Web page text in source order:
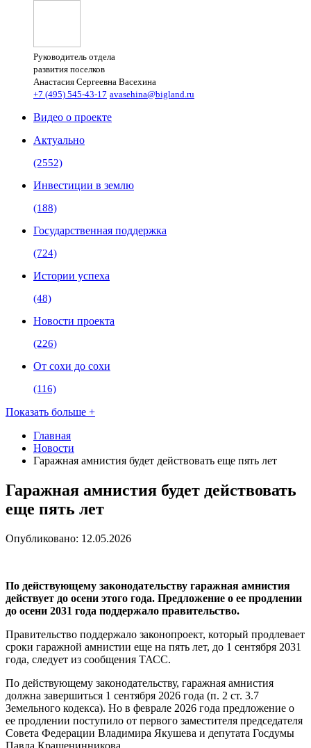
Руководитель отдела
развития поселков
Анастасия Сергеевна Васехина
+7 (495) 545-43-17 avasehina@bigland.ru
Видео о проекте
Актуально
(2552)
Инвестиции в землю
(188)
Государственная поддержка
(724)
Истории успеха
(48)
Новости проекта
(226)
От сохи до сохи
(116)
Показать больше +
Главная
Новости
Гаражная амнистия будет действовать еще пять лет
Гаражная амнистия будет действовать
еще пять лет
Опубликовано: 12.05.2026
По действующему законодательству гаражная амнистия
действует до осени этого года. Предложение о ее продлении
до осени 2031 года поддержало правительство.
Правительство поддержало законопроект, который продлевает
сроки гаражной амнистии еще на пять лет, до 1 сентября 2031
года, следует из сообщения ТАСС.
По действующему законодательству, гаражная амнистия
должна завершиться 1 сентября 2026 года (п. 2 ст. 3.7
Земельного кодекса). Но в феврале 2026 года предложение о
ее продлении поступило от первого заместителя председателя
Совета Федерации Владимира Якушева и депутата Госдумы
Павла Крашенинникова.